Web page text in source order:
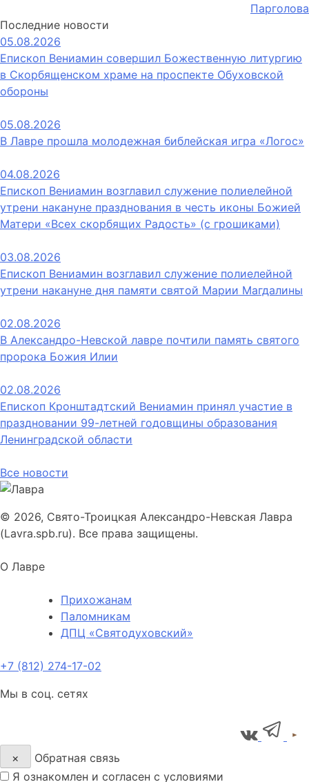
Парголова
Последние новости
05.08.2026
Епископ Вениамин совершил Божественную литургию
в Скорбященском храме на проспекте Обуховской
обороны
05.08.2026
В Лавре прошла молодежная библейская игра «Логос»
04.08.2026
Епископ Вениамин возглавил служение полиелейной
утрени накануне празднования в честь иконы Божией
Матери «Всех скорбящих Радость» (с грошиками)
03.08.2026
Епископ Вениамин возглавил служение полиелейной
утрени накануне дня памяти святой Марии Магдалины
02.08.2026
В Александро-Невской лавре почтили память святого
пророка Божия Илии
02.08.2026
Епископ Кронштадтский Вениамин принял участие в
праздновании 99-летней годовщины образования
Ленинградской области
Все новости
© 2026, Свято-Троицкая Александро-Невская Лавра
(Lavra.spb.ru). Все права защищены.
О Лавре
Прихожанам
Паломникам
ДПЦ «Святодуховский»
+7 (812) 274-17-02
Мы в соц. сетях
×
Обратная связь
Я ознакомлен и согласен с условиями